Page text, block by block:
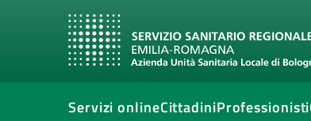
Servizi onlineCittadiniProfessionisti